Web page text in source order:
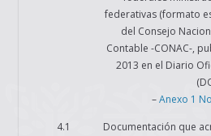
federativas (formato
del Consejo
Contable -CONAC-,
2013 en el Diario
–Anexo 1
4.1
Documentación que